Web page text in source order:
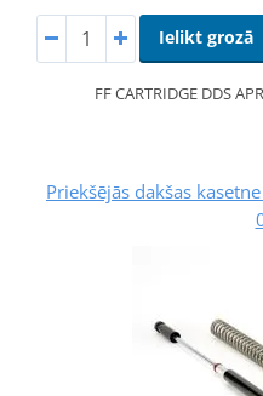
Ielikt grozā
FF CARTRIDGE DDS
Priekšējās dakšas